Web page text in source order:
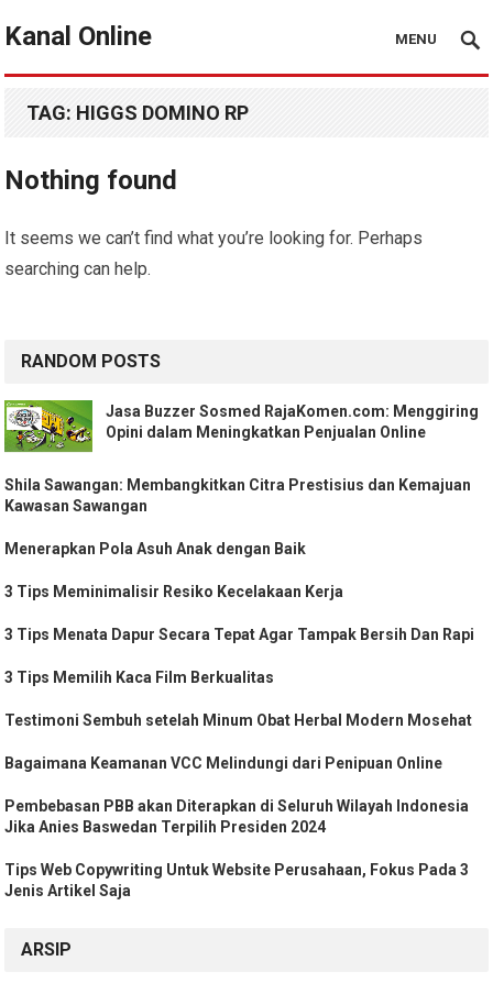
Kanal Online MENU
TAG: HIGGS DOMINO RP
Nothing found
It seems we can’t find what you’re looking for. Perhaps
searching can help.
RANDOM POSTS
Jasa Buzzer Sosmed RajaKomen.com: Menggiring
Opini dalam Meningkatkan Penjualan Online
Shila Sawangan: Membangkitkan Citra Prestisius dan Kemajuan
Kawasan Sawangan
Menerapkan Pola Asuh Anak dengan Baik
3 Tips Meminimalisir Resiko Kecelakaan Kerja
3 Tips Menata Dapur Secara Tepat Agar Tampak Bersih Dan Rapi
3 Tips Memilih Kaca Film Berkualitas
Testimoni Sembuh setelah Minum Obat Herbal Modern Mosehat
Bagaimana Keamanan VCC Melindungi dari Penipuan Online
Pembebasan PBB akan Diterapkan di Seluruh Wilayah Indonesia
Jika Anies Baswedan Terpilih Presiden 2024
Tips Web Copywriting Untuk Website Perusahaan, Fokus Pada 3
Jenis Artikel Saja
ARSIP